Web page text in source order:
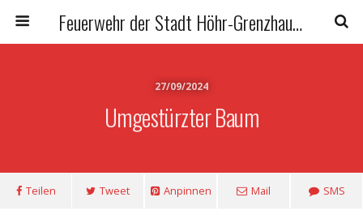
Feuerwehr der Stadt Höhr-Grenzhausen
27/09/2024
Umgestürzter Baum
Teilen Tweet Anpinnen Mail SMS